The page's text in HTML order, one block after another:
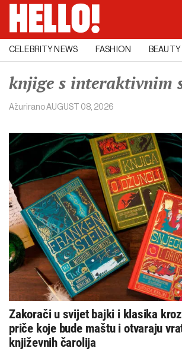
CELEBRITY NEWS FASHION BEAUTY
knjige s interaktivnim
AžuriranoAUGUST 08, 2026
Zakorači u svijet bajki i klasika
priče koje bude maštu i otvaraju
književnih čarolija